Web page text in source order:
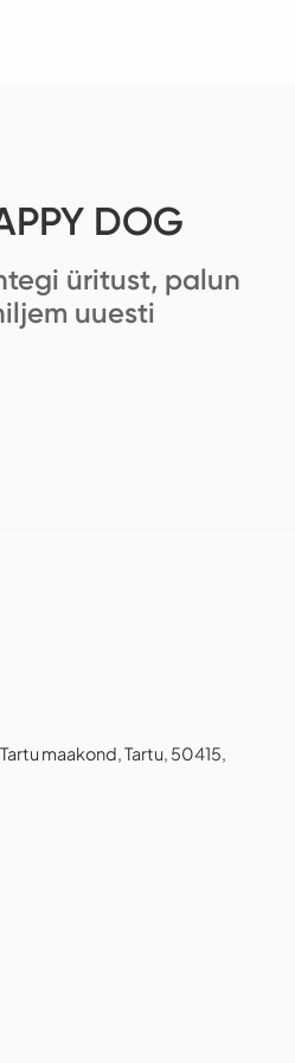
DOG
üritust, palun
uuesti
maakond, Tartu, 50415,